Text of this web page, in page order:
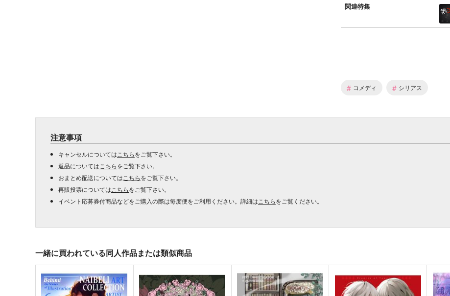
関連特集
# コメディ # シリアス
注意事項
キャンセルについては こちらをご覧下さい。
返品については こちらをご覧下さい。
おまとめ配送については こちらをご覧下さい。
再販投票については こちらをご覧下さい。
イベント応募券付商品などをご購入の際は毎度便をご利用ください。詳細は こちらをご覧ください。
一緒に買われている同人作品または類似商品